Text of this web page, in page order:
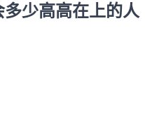
少高高在上的人